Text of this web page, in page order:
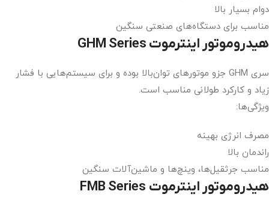
دوام بسیار بالا
مناسب برای دستگاه‌های صنعتی سنگین
هیدروموتور اینترموت GHM Series
سری GHM جزو موتورهای توان‌بالا بوده و برای سیستم‌هایی با فشار
زیاد و کارکرد طولانی مناسب است.
ویژگی‌ها:
مصرف انرژی بهینه
راندمان بالا
مناسب جرثقیل‌ها، وینچ‌ها و ماشین‌آلات سنگین
هیدروموتور اینترموت FMB Series